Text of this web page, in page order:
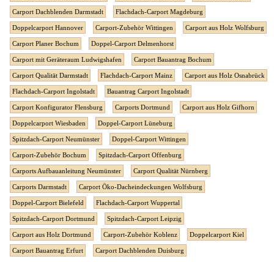
Carport Dachblenden Darmstadt Flachdach-Carport Magdeburg
Doppelcarport Hannover Carport-Zubehör Wittingen Carport aus Holz Wolfsburg
Carport Planer Bochum Doppel-Carport Delmenhorst
Carport mit Geräteraum Ludwigshafen Carport Bauantrag Bochum
Carport Qualität Darmstadt Flachdach-Carport Mainz Carport aus Holz Osnabrück
Flachdach-Carport Ingolstadt Bauantrag Carport Ingolstadt
Carport Konfigurator Flensburg Carports Dortmund Carport aus Holz Gifhorn
Doppelcarport Wiesbaden Doppel-Carport Lüneburg
Spitzdach-Carport Neumünster Doppel-Carport Wittingen
Carport-Zubehör Bochum Spitzdach-Carport Offenburg
Carports Aufbauanleitung Neumünster Carport Qualität Nürnberg
Carports Darmstadt Carport Öko-Dacheindeckungen Wolfsburg
Doppel-Carport Bielefeld Flachdach-Carport Wuppertal
Spitzdach-Carport Dortmund Spitzdach-Carport Leipzig
Carport aus Holz Dortmund Carport-Zubehör Koblenz Doppelcarport Kiel
Carport Bauantrag Erfurt Carport Dachblenden Duisburg